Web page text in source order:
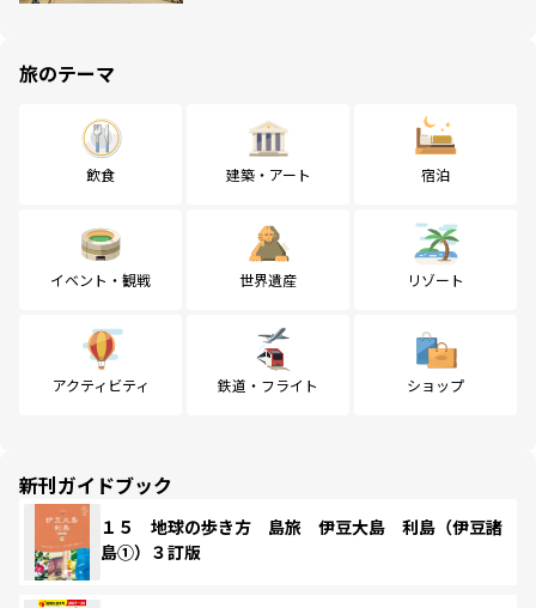
旅のテーマ
飲食 建築・アート 宿泊
イベント・観戦 世界遺産 リゾート
アクティビティ 鉄道・フライト ショップ
新刊ガイドブック
１５ 地球の歩き方 島旅 伊豆大島 利島（伊豆諸
島①）３訂版